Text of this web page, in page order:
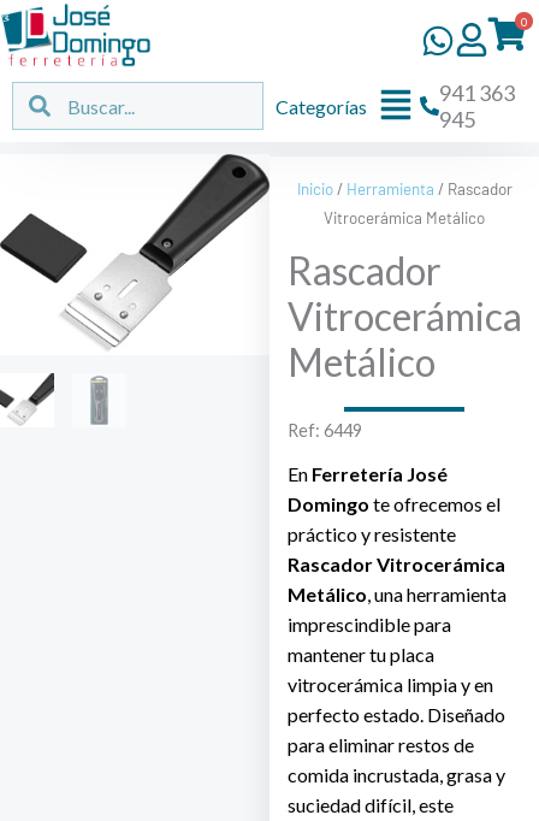
Ir
al
contenido
0
Buscar Buscar
Flyout
Categorías
941 363
945
Inicio/ Herramienta / Rascador
Vitrocerámica Metálico
Rascador
Vitrocerámica
Metálico
Ref: 6449
En Ferretería José
Domingo te ofrecemos el
práctico y resistente
Rascador Vitrocerámica
Metálico, una herramienta
imprescindible para
mantener tu placa
vitrocerámica limpia y en
perfecto estado. Diseñado
para eliminar restos de
comida incrustada, grasa y
suciedad difícil, este